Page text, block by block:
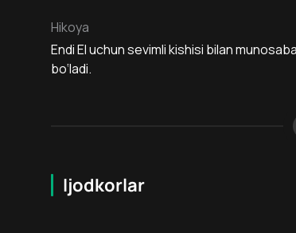
Hikoya
Endi El uchun sevimli kishisi bilan
bo‘ladi.
Ijodkorlar